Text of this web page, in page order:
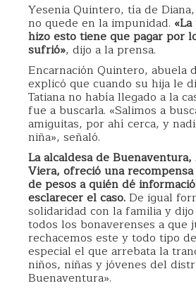
Yesenia Quintero, tía de
no quede en la impunidad.
hizo esto tiene que pagar por
sufrió», dijo a la prensa.
Encarnación Quintero, abuela
explicó que cuando su hija le
Tatiana no había llegado a la
fue a buscarla. «Salimos a
amiguitas, por ahí cerca, y
niña», señaló.
La alcaldesa de
Viera, ofreció una
de pesos a quién dé
esclarecer el caso.De igual
solidaridad con la familia y
todos los bonaverenses a que
rechacemos este y todo tipo
especial el que arrebata la
niños, niñas y jóvenes del
Buenaventura».